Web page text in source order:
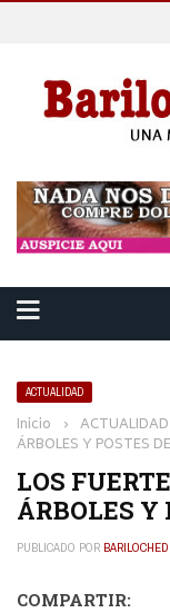
ACTUALIDAD
Inicio › ACTUALIDAD
ÁRBOLES Y POSTES
LOS
ÁRBOLES Y
PUBLICADO POR BARILOCHED
COMPARTIR: